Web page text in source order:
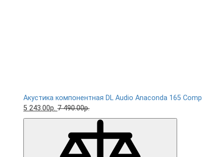
Акустика компонентная DL Audio Anaconda 165 Comp
5 243.00р. 7 490.00р.